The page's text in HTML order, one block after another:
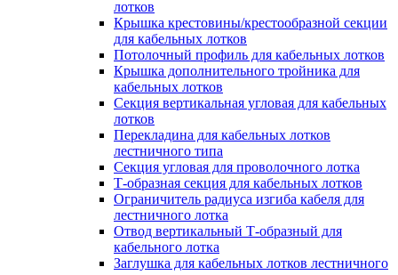
лотков
Крышка крестовины/крестообразной секции
для кабельных лотков
Потолочный профиль для кабельных лотков
Крышка дополнительного тройника для
кабельных лотков
Секция вертикальная угловая для кабельных
лотков
Перекладина для кабельных лотков
лестничного типа
Секция угловая для проволочного лотка
Т-образная секция для кабельных лотков
Ограничитель радиуса изгиба кабеля для
лестничного лотка
Отвод вертикальный Т-образный для
кабельного лотка
Заглушка для кабельных лотков лестничного